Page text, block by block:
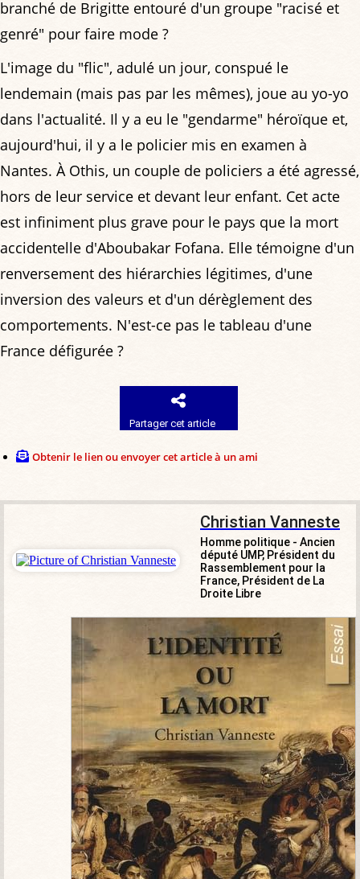
branché de Brigitte entouré d'un groupe "racisé et
genré" pour faire mode ?
L'image du "flic", adulé un jour, conspué le
lendemain (mais pas par les mêmes), joue au yo-yo
dans l'actualité. Il y a eu le "gendarme" héroïque et,
aujourd'hui, il y a le policier mis en examen à
Nantes. À Othis, un couple de policiers a été agressé,
hors de leur service et devant leur enfant. Cet acte
est infiniment plus grave pour le pays que la mort
accidentelle d'Aboubakar Fofana. Elle témoigne d'un
renversement des hiérarchies légitimes, d'une
inversion des valeurs et d'un dérèglement des
comportements. N'est-ce pas le tableau d'une
France défigurée ?
Partager cet article
Obtenir le lien ou envoyer cet article à un ami
Christian Vanneste
Homme politique - Ancien
député UMP, Président du
Rassemblement pour la
France, Président de La
Droite Libre